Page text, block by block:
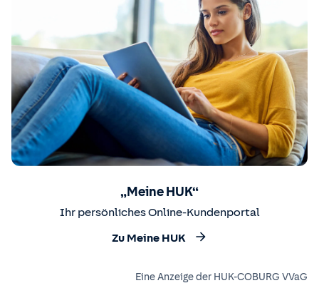
„Meine HUK“
Ihr persönliches Online-Kundenportal
Zu Meine HUK
Eine Anzeige der HUK-COBURG VVaG